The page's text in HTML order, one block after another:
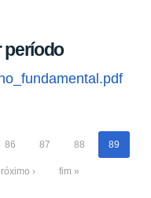
período
86 87 88 89
› fim »